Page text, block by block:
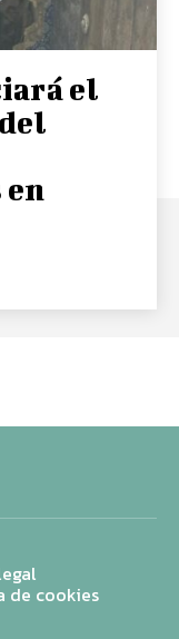
el
de cookies